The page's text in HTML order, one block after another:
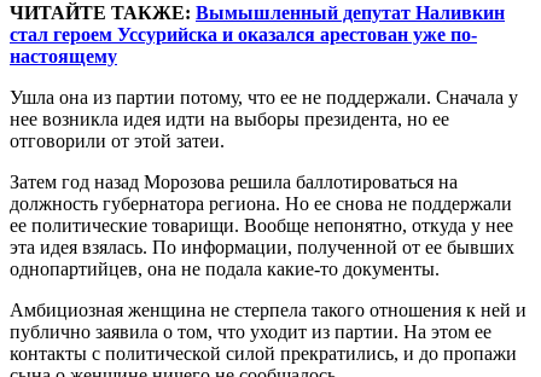
ЧИТАЙТЕ ТАКЖЕ: Вымышленный депутат Наливкин
стал героем Уссурийска и оказался арестован уже по-
настоящему
Ушла она из партии потому, что ее не поддержали. Сначала у
нее возникла идея идти на выборы президента, но ее
отговорили от этой затеи.
Затем год назад Морозова решила баллотироваться на
должность губернатора региона. Но ее снова не поддержали
ее политические товарищи. Вообще непонятно, откуда у нее
эта идея взялась. По информации, полученной от ее бывших
однопартийцев, она не подала какие-то документы.
Амбициозная женщина не стерпела такого отношения к ней и
публично заявила о том, что уходит из партии. На этом ее
контакты с политической силой прекратились, и до пропажи